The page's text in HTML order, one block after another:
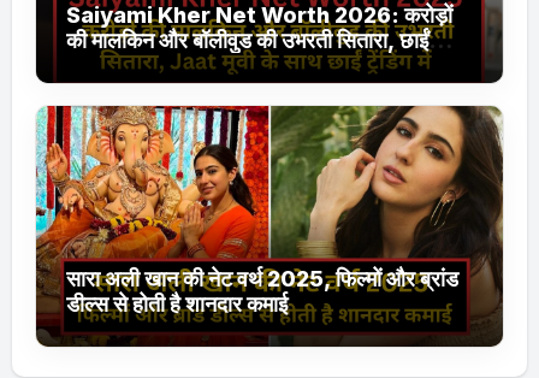
Saiyami Kher Net Worth 2026: करोड़ों
की मालकिन और बॉलीवुड की उभरती सितारा, छाईं
ट्रेंडिंग में
सारा अली खान की नेट वर्थ 2025, फिल्मों और ब्रांड
डील्स से होती है शानदार कमाई